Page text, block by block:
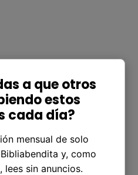
metáfora que
significado y
con Dios. Cuando
para perseverar en
como la belleza que
a Dios. Además, nos
a que otros
estos
cada día?
mensual de solo
y, como
lees sin anuncios.